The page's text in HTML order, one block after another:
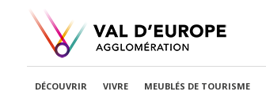
DÉCOUVRIR VIVRE MEUBLÉS DE TOURISME